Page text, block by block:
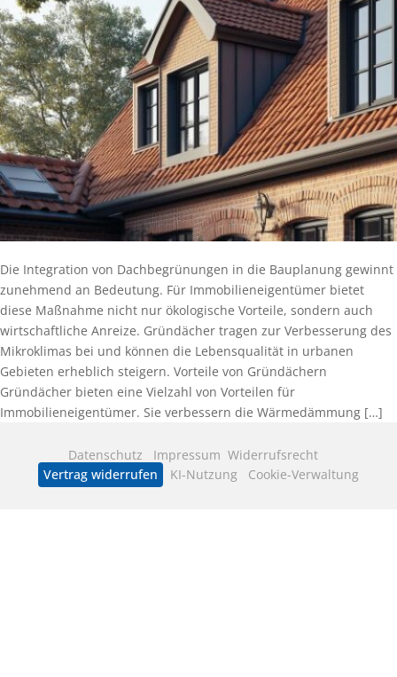
Datenschutz Impressum Widerrufsrecht
Vertrag widerrufen
KI-Nutzung Cookie-Verwaltung
Die Integration von Dachbegrünungen in die Bauplanung gewinnt
zunehmend an Bedeutung. Für Immobilieneigentümer bietet
diese Maßnahme nicht nur ökologische Vorteile, sondern auch
wirtschaftliche Anreize. Gründächer tragen zur Verbesserung des
Mikroklimas bei und können die Lebensqualität in urbanen
Gebieten erheblich steigern. Vorteile von Gründächern
Gründächer bieten eine Vielzahl von Vorteilen für
Immobilieneigentümer. Sie verbessern die Wärmedämmung […]